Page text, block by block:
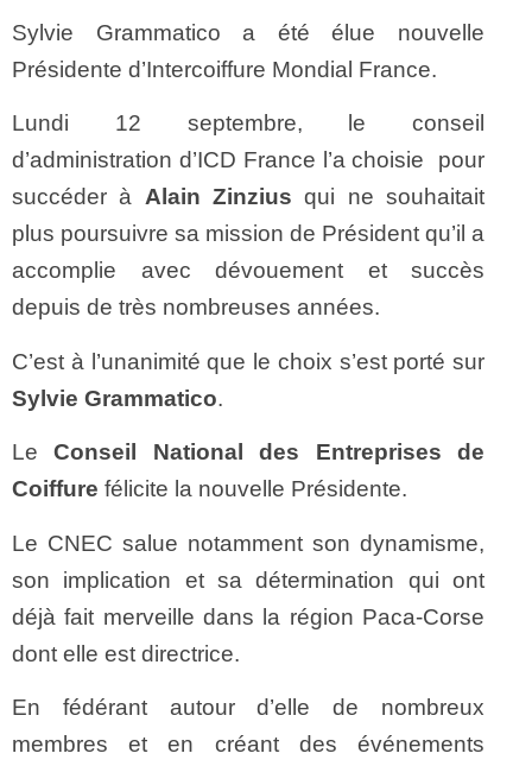
Sylvie Grammatico a été élue nouvelle
Présidente d’Intercoiffure Mondial France.
Lundi 12 septembre, le conseil
d’administration d’ICD France l’a choisie pour
succéder à Alain Zinzius qui ne souhaitait
plus poursuivre sa mission de Président qu’il a
accomplie avec dévouement et succès
depuis de très nombreuses années.
C’est à l’unanimité que le choix s’est porté sur
Sylvie Grammatico.
LeConseil National des Entreprises de
Coiffure félicite la nouvelle Présidente.
Le CNEC salue notamment son dynamisme,
son implication et sa détermination qui ont
déjà fait merveille dans la région Paca-Corse
dont elle est directrice.
En fédérant autour d’elle de nombreux
membres et en créant des événements